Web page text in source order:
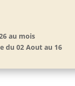
au mois
du 02 Aout au 16